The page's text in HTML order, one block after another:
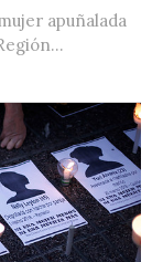
apuñalada